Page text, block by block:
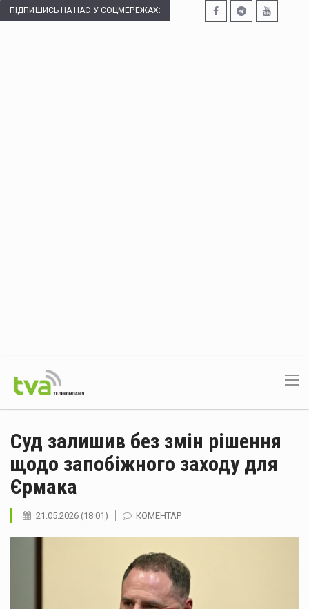
ПІДПИШИСЬ НА НАС У СОЦМЕРЕЖАХ:
Суд залишив без змін рішення
щодо запобіжного заходу для
Єрмака
21.05.2026 (18:01) КОМЕНТАР